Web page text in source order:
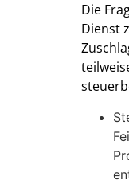
Die
Dienst